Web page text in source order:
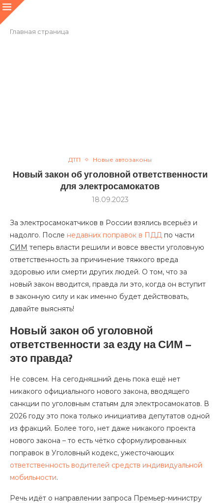
Главная страница
ДТП Новые автозаконы
Новый закон об уголовной ответственности
для электросамокатов
18.09.2023
За электросамокатчиков в России взялись всерьёз и
надолго. После недавних поправок в ПДД по части
СИМ теперь власти решили и вовсе ввести уголовную
ответственность за причинение тяжкого вреда
здоровью или смерти других людей. О том, что за
новый закон вводится, правда ли это, когда он вступит
в законную силу и как именно будет действовать,
давайте выяснять!
Новый закон об уголовной
ответственности за езду на СИМ –
это правда?
Не совсем. На сегодняшний день пока ещё нет
никакого официального нового закона, вводящего
санкции по уголовным статьям для электросамокатов. В
2026 году это пока только инициатива депутатов одной
из фракций. Более того, нет даже никакого проекта
нового закона – то есть чётко сформулированных
поправок в Уголовный кодекс, ужесточающих
ответственность водителей средств индивидуальной
мобильности.
Речь идёт о направлении запроса Премьер-министру